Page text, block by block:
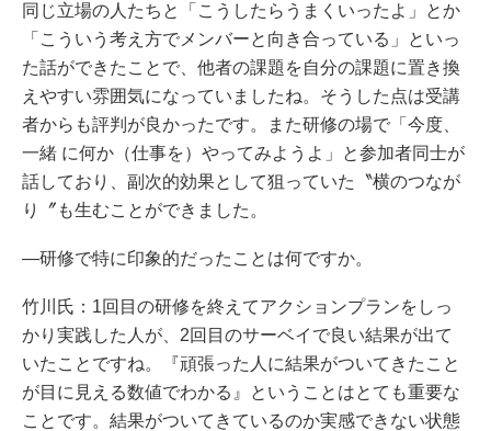
同じ立場の人たちと「こうしたらうまくいったよ」とか
「こういう考え方でメンバーと向き合っている」といっ
た話ができたことで、他者の課題を自分の課題に置き換
えやすい雰囲気になっていましたね。そうした点は受講
者からも評判が良かったです。また研修の場で「今度、
一緒 に何か（仕事を）やってみようよ」と参加者同士が
話しており、副次的効果として狙っていた〝横のつなが
り〞も生むことができました。
―研修で特に印象的だったことは何ですか。
竹川氏：1回目の研修を終えてアクションプランをしっ
かり実践した人が、2回目のサーベイで良い結果が出て
いたことですね。『頑張った人に結果がついてきたこと
が目に見える数値でわかる』ということはとても重要な
ことです。結果がついてきているのか実感できない状態